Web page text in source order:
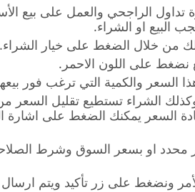
تداول الراجحي والعمل على بيع
البيع او الشراء.
من خلال الضغط على خيار الشراء.
نضغط على اللون الاحمر.
والكمية التي ترغب فور
الشراء تستطيع تقليل السعر
السعر يمكنك الضغط على اشارة
محدد او بسعر السوق وشرط
ونضغط على زر تأكيد ويتم ارسال